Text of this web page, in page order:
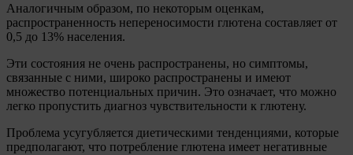
Аналогичным образом, по некоторым оценкам,
распространенность непереносимости глютена составляет от
0,5 до 13% населения.
Эти состояния не очень распространены, но симптомы,
связанные с ними, широко распространены и имеют
множество потенциальных причин. Это означает, что можно
легко пропустить диагноз чувствительности к глютену.
Проблема усугубляется диетическими тенденциями, которые
предполагают, что потребление глютена имеет негативные